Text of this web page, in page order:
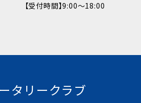
【受付時間】9:00〜18:00
タリークラブ